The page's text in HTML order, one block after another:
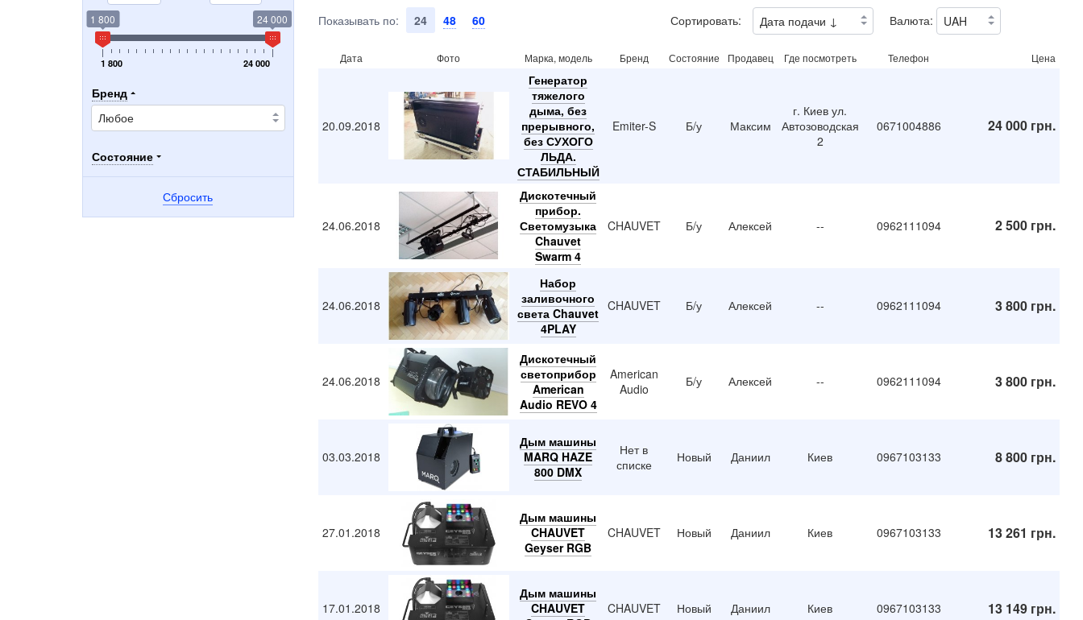
1 800 24 000
1 800 24 000
Бренд
Состояние
Сбросить
Показывать по: 24 48 60 Валюта:
Сортировать:
Дата Фото Марка, модель Бренд Состояние Продавец Где посмотреть Телефон Цена
20.09.2018
Генератор
тяжелого
дыма, без
прерывного,
без СУХОГО
ЛЬДА.
СТАБИЛЬНЫЙ
Emiter-S Б/у Максим
г. Киев ул.
Автозоводская
2
0671004886 24 000 грн.
24.06.2018
Дискотечный
прибор.
Светомузыка
Chauvet
Swarm 4
CHAUVET Б/у Алексей -- 0962111094 2 500 грн.
24.06.2018
Набор
заливочного
света Chauvet
4PLAY
CHAUVET Б/у Алексей -- 0962111094 3 800 грн.
24.06.2018
Дискотечный
светоприбор
American
Audio REVO 4
American
Audio
Б/у Алексей -- 0962111094 3 800 грн.
03.03.2018
Дым машины
MARQ HAZE
800 DMX
Нет в
списке
Новый Даниил Киев 0967103133 8 800 грн.
27.01.2018
Дым машины
CHAUVET
Geyser RGB
CHAUVET Новый Даниил Киев 0967103133 13 261 грн.
17.01.2018
Дым машины
CHAUVET
CHAUVET Новый Даниил Киев 0967103133 13 149 грн.